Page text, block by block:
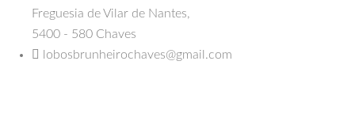
Freguesia de Vilar de Nantes,
5400 - 580 Chaves
lobosbrunheirochaves@gmail.com